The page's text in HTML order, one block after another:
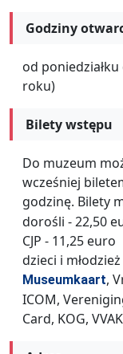
Godziny
od
roku)
Bilety wstępu
Do muzeum
wcześniej
godzinę. Bilety
dorośli - 22,50
CJP - 11,25 euro
dzieci i
Museumkaart,
ICOM,
Card, KOG,